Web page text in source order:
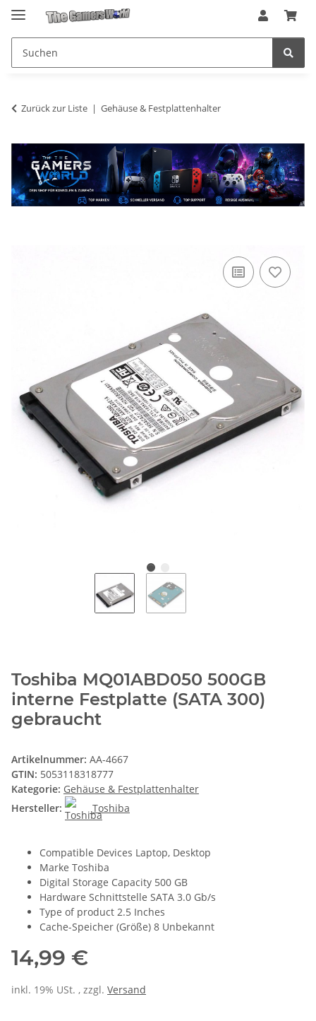
Zurück zur Liste Gehäuse & Festplattenhalter
Toshiba MQ01ABD050 500GB
interne Festplatte (SATA 300)
gebraucht
Artikelnummer: AA-4667
GTIN: 5053118318777
Kategorie: Gehäuse & Festplattenhalter
Hersteller:
Toshiba
Compatible Devices Laptop, Desktop
Marke Toshiba
Digital Storage Capacity 500 GB
Hardware Schnittstelle SATA 3.0 Gb/s
Type of product 2.5 Inches
Cache-Speicher (Größe) 8 Unbekannt
14,99 €
inkl. 19% USt. , zzgl. Versand